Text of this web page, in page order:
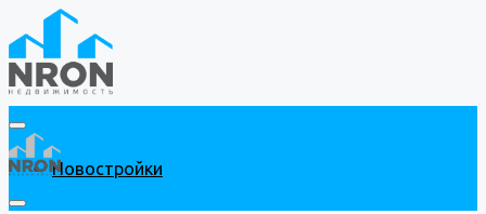
Новостройки